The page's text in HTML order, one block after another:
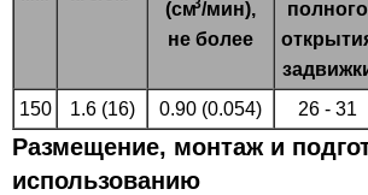
(см /мин),
не более
полного
150 1.6 (16) 0.90 (0.054) 26 - 31
Размещение, монтаж и
использованию